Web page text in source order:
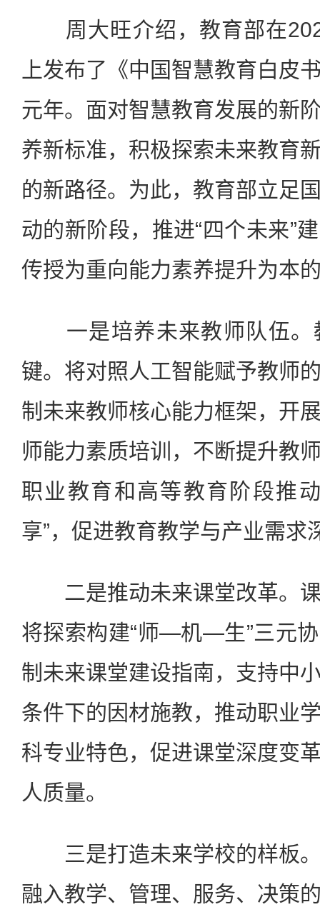
周大旺介绍，教育部在
上发布了《中国智慧教育白皮
元年。面对智慧教育发展的新
养新标准，积极探索未来教育
的新路径。为此，教育部立足
动的新阶段，推进“四个未来”
传授为重向能力素养提升为本
一是培养未来教师队伍。
键。将对照人工智能赋予教师
制未来教师核心能力框架，开
师能力素质培训，不断提升教
职业教育和高等教育阶段推
享”，促进教育教学与产业需求
二是推动未来课堂改革。课
将探索构建“师—机—生”三元
制未来课堂建设指南，支持中
条件下的因材施教，推动职业
科专业特色，促进课堂深度变
人质量。
三是打造未来学校的样板。
融入教学、管理、服务、决策